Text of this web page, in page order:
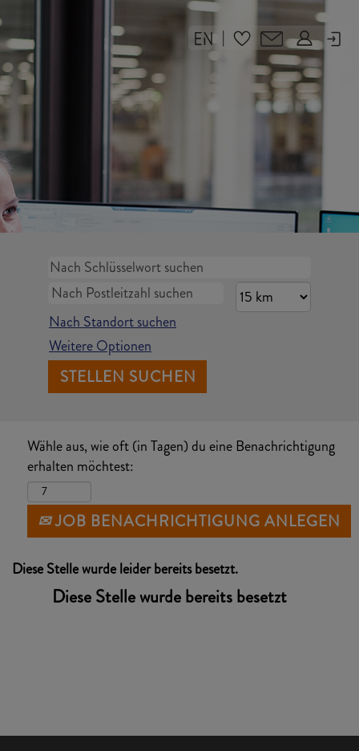
|
Nach Standort suchen
Weitere Optionen
Wähle aus, wie oft (in Tagen) du eine Benachrichtigung
erhalten möchtest:
JOB BENACHRICHTIGUNG ANLEGEN
Diese Stelle wurde leider bereits besetzt.
Diese Stelle wurde bereits besetzt